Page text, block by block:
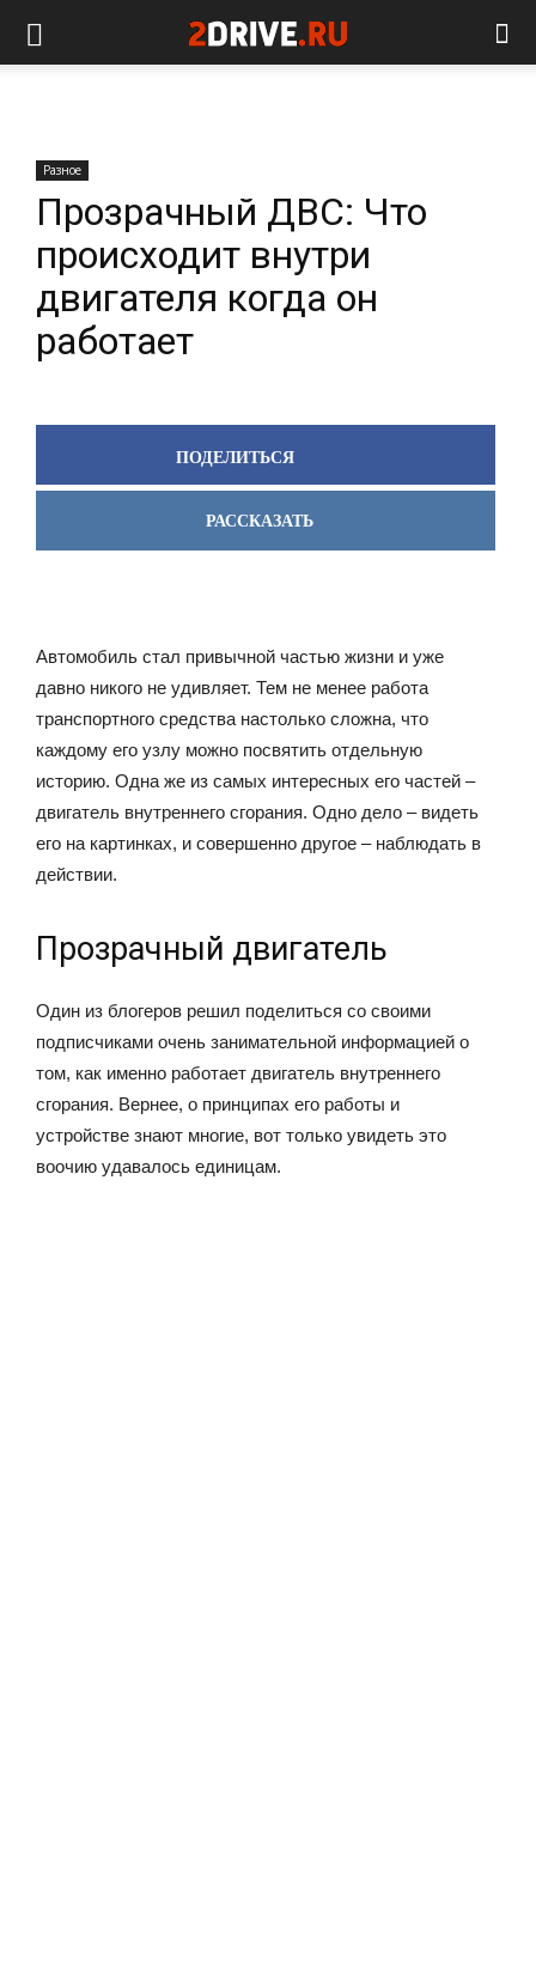
Разное
Прозрачный ДВС: Что
происходит внутри
двигателя когда он
работает
ПОДЕЛИТЬСЯ
РАССКАЗАТЬ
Автомобиль стал привычной частью жизни и уже
давно никого не удивляет. Тем не менее работа
транспортного средства настолько сложна, что
каждому его узлу можно посвятить отдельную
историю. Одна же из самых интересных его частей –
двигатель внутреннего сгорания. Одно дело – видеть
его на картинках, и совершенно другое – наблюдать в
действии.
Прозрачный двигатель
Один из блогеров решил поделиться со своими
подписчиками очень занимательной информацией о
том, как именно работает двигатель внутреннего
сгорания. Вернее, о принципах его работы и
устройстве знают многие, вот только увидеть это
воочию удавалось единицам.